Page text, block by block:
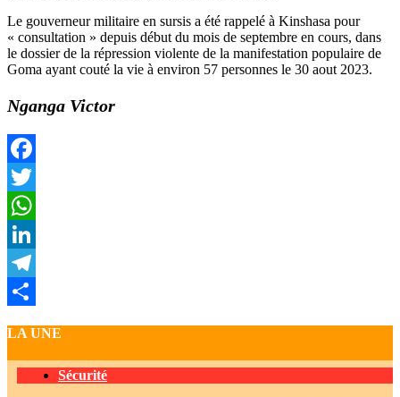
Le gouverneur militaire en sursis a été rappelé à Kinshasa pour
« consultation » depuis début du mois de septembre en cours, dans
le dossier de la répression violente de la manifestation populaire de
Goma ayant couté la vie à environ 57 personnes le 30 aout 2023.
Nganga Victor
Facebook
Twitter
WhatsApp
LinkedIn
Telegram
LA UNE
Sécurité